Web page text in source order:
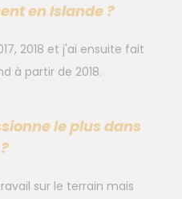
en Islande ?
2018 et j'ai ensuite fait
à partir de 2018.
le plus dans
sur le terrain mais